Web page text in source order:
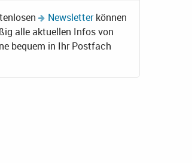
Newsletterkönnen
alle aktuellen Infos von
bequem in Ihr Postfach